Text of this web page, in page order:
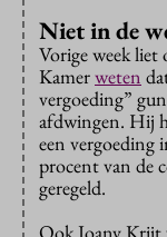
Niet in de
Vorige week liet
Kamerweten
vergoeding”
afdwingen. Hij
een vergoeding
procent van de
geregeld.